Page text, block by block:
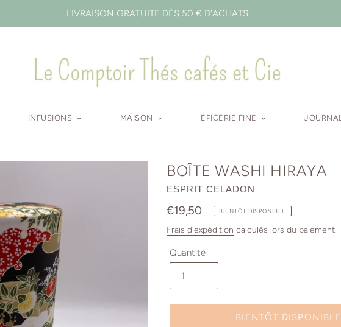
LIVRAISON GRATUITE DÈS 50 € D'ACHATS
INFUSIONS MAISON ÉPICERIE FINE JOURNAL
BOÎTE WASHI HIRAYA
DISTRIBUTEUR
ESPRIT CELADON
Prix
normal
€19,50 BIENTÔT DISPONIBLE
Frais d'expédition calculés lors du paiement.
Quantité
BIENTÔT DISPONIBLE